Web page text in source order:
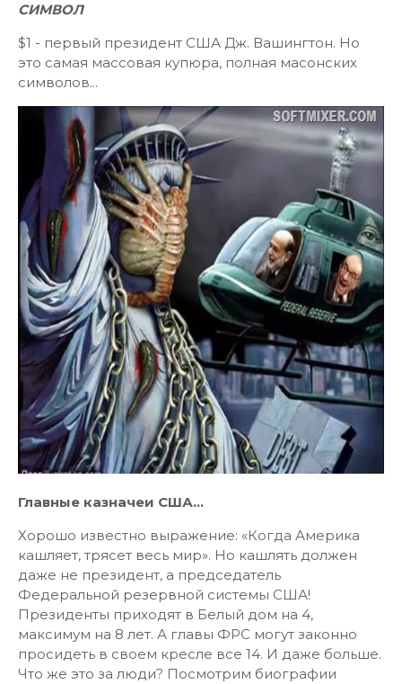
СИМВОЛ
$1 - первый президент США Дж. Вашингтон. Но
это самая массовая купюра, полная масонских
символов...
Главные казначеи США...
Хорошо известно выражение: «Когда Америка
кашляет, трясет весь мир». Но кашлять должен
даже не президент, а председатель
Федеральной резервной системы США!
Президенты приходят в Белый дом на 4,
максимум на 8 лет. А главы ФРС могут законно
просидеть в своем кресле все 14. И даже больше.
Что же это за люди? Посмотрим биографии